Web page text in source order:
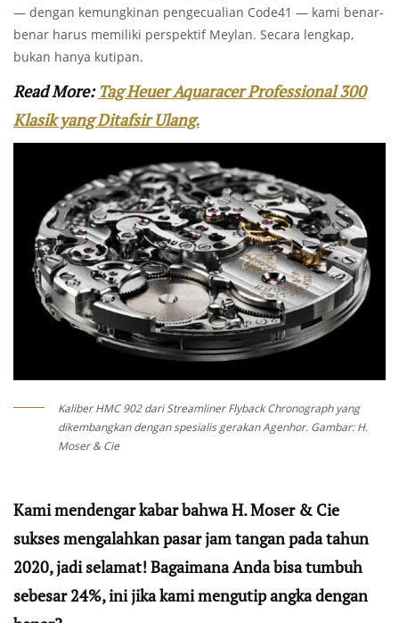
— dengan kemungkinan pengecualian Code41 — kami benar-
benar harus memiliki perspektif Meylan. Secara lengkap,
bukan hanya kutipan.
Read More:Tag Heuer Aquaracer Professional 300
Klasik yang Ditafsir Ulang.
Kaliber HMC 902 dari Streamliner Flyback Chronograph yang
dikembangkan dengan spesialis gerakan Agenhor. Gambar: H.
Moser & Cie
Kami mendengar kabar bahwa H. Moser & Cie
sukses mengalahkan pasar jam tangan pada tahun
2020, jadi selamat! Bagaimana Anda bisa tumbuh
sebesar 24%, ini jika kami mengutip angka dengan